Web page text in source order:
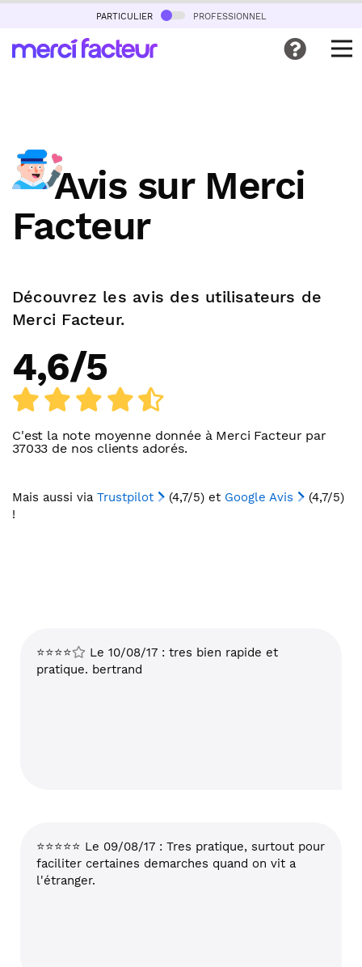
particulier professionnel
Avis sur Merci
Facteur
Découvrez les avis des utilisateurs de
Merci Facteur.
4,6/5
C'est la note moyenne donnée à Merci Facteur par
37033 de nos clients adorés.
Mais aussi via Trustpilot (4,7/5) et Google Avis
(4,7/5)
!
⭐⭐⭐⭐
Le 10/08/17 : tres bien rapide et
pratique. bertrand
⭐⭐⭐⭐⭐ Le 09/08/17 : Tres pratique, surtout pour
faciliter certaines demarches quand on vit a
l'étranger.